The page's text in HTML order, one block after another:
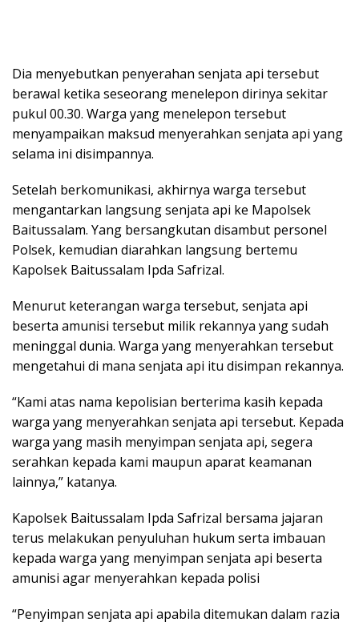
Dia menyebutkan penyerahan senjata api tersebut
berawal ketika seseorang menelepon dirinya sekitar
pukul 00.30. Warga yang menelepon tersebut
menyampaikan maksud menyerahkan senjata api yang
selama ini disimpannya.
Setelah berkomunikasi, akhirnya warga tersebut
mengantarkan langsung senjata api ke Mapolsek
Baitussalam. Yang bersangkutan disambut personel
Polsek, kemudian diarahkan langsung bertemu
Kapolsek Baitussalam Ipda Safrizal.
Menurut keterangan warga tersebut, senjata api
beserta amunisi tersebut milik rekannya yang sudah
meninggal dunia. Warga yang menyerahkan tersebut
mengetahui di mana senjata api itu disimpan rekannya.
“Kami atas nama kepolisian berterima kasih kepada
warga yang menyerahkan senjata api tersebut. Kepada
warga yang masih menyimpan senjata api, segera
serahkan kepada kami maupun aparat keamanan
lainnya,” katanya.
Kapolsek Baitussalam Ipda Safrizal bersama jajaran
terus melakukan penyuluhan hukum serta imbauan
kepada warga yang menyimpan senjata api beserta
amunisi agar menyerahkan kepada polisi
“Penyimpan senjata api apabila ditemukan dalam razia